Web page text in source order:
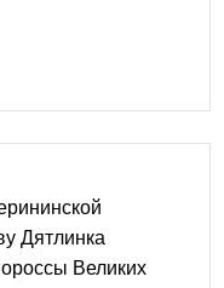
Дятлинка
Великих